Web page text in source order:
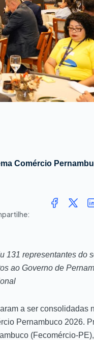
Comércio
131 representantes do
ao Governo de
a ser consolidadas
Pernambuco 2026.
(Fecomércio-